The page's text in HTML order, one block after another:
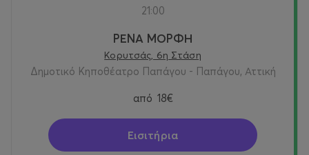
21:00
ΡΕΝΑ ΜΟΡΦΗ
Κορυτσάς, 6η Στάση
Δημοτικό Κηποθέατρο Παπάγου - Παπάγου, Αττική
από 18€
Εισιτήρια